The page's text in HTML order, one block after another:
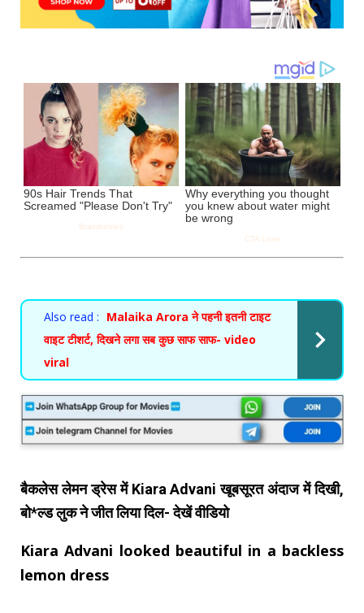
Also read : Malaika Arora ने पहनी इतनी टाइट
वाइट टीशर्ट, दिखने लगा सब कुछ साफ साफ- video
viral
बैकलेस लेमन ड्रेस में Kiara Advani खूबसूरत अंदाज में दिखी,
बो*ल्ड लुक ने जीत लिया दिल- देखें वीडियो
Kiara Advani looked beautiful in a backless
lemon dress